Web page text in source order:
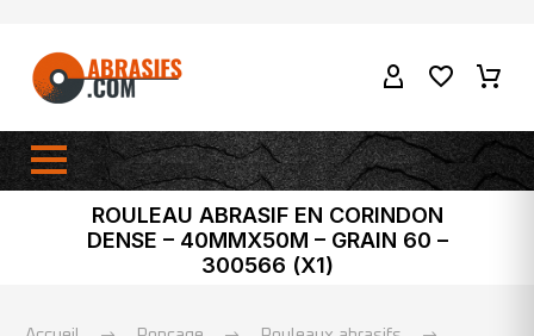
ROULEAU ABRASIF EN CORINDON
DENSE – 40MMX50M – GRAIN 60 –
300566 (X1)